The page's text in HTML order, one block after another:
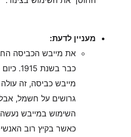
מעניין לדעת:
את מייבש הכביסה
כבר
מייבש כביסה, זה
גרושים על חשמל, אבל
השימוש במייבש
כאשר בקיץ רוב